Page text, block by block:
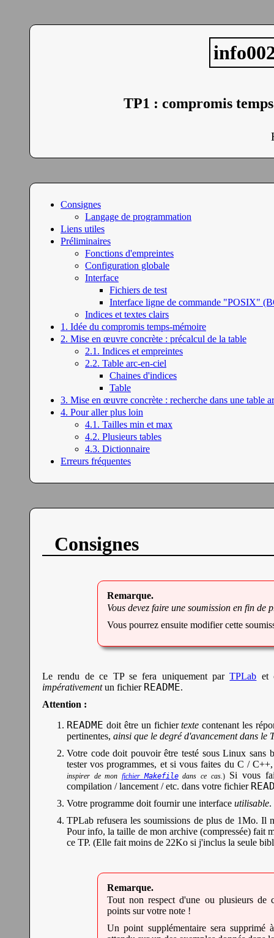
TP1 : compromis
Consignes
Langage de programmation
Liens utiles
Préliminaires
Fonctions d'empreintes
Configuration globale
Interface
Fichiers de test
Interface ligne de commande "POSIX"
Indices et textes clairs
1. Idée du compromis temps-mémoire
2. Mise en œuvre concrète : précalcul de la table
2.1. Indices et empreintes
2.2. Table arc-en-ciel
Chaines d'indices
Table
3. Mise en œuvre concrète : recherche dans une table
4. Pour aller plus loin
4.1. Tailles min et max
4.2. Plusieurs tables
4.3. Dictionnaire
Erreurs fréquentes
Consignes
Vous devez faire une soumission en fin de
Vous pourrez ensuite modifier cette
Le rendu de ce TP se fera uniquement parTPLab et
impérativementun fichier README.
Attention :
README doit être un fichiertexte contenant les
pertinentes, ainsi que le degré d'avancement dans le
Votre code doit pouvoir être testé sous Linux sans
tester vos programmes, et si vous faites du C /
inspirer de monfichier Makefiledans ce cas. )Si vous
compilation / lancement / etc. dans votre fichier
Votre programme doit fournir une interface utilisable.
TPLab refusera les soumissions de plus de 1Mo. Il
Pour info, la taille de mon archive (compressée) fait
ce TP. (Elle fait moins de 22Ko si j'inclus la seule
Tout non respect d'une ou plusieurs de
points sur votre note !
Un point supplémentaire sera